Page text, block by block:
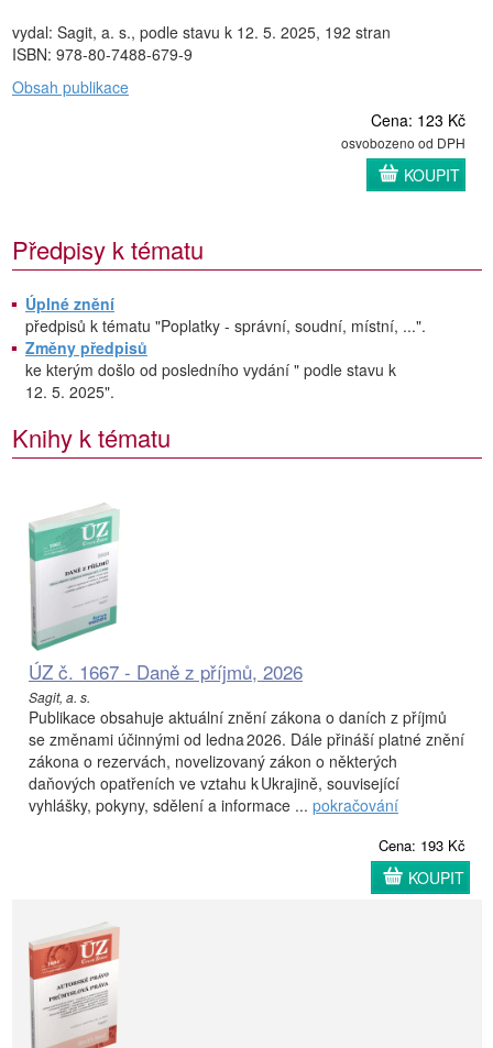
vydal: Sagit, a. s., podle stavu k 12. 5. 2025, 192 stran
ISBN: 978-80-7488-679-9
Obsah publikace
Cena: 123 Kč
osvobozeno od DPH
KOUPIT
Předpisy k tématu
Úplné znění
předpisů k tématu "Poplatky - správní, soudní, místní, ...".
Změny předpisů
ke kterým došlo od posledního vydání " podle stavu k
12. 5. 2025".
Knihy k tématu
ÚZ č. 1667 - Daně z příjmů, 2026
Sagit, a. s.
Publikace obsahuje aktuální znění zákona o daních z příjmů
se změnami účinnými od ledna 2026. Dále přináší platné znění
zákona o rezervách, novelizovaný zákon o některých
daňových opatřeních ve vztahu k Ukrajině, související
vyhlášky, pokyny, sdělení a informace ... pokračování
Cena: 193 Kč
KOUPIT